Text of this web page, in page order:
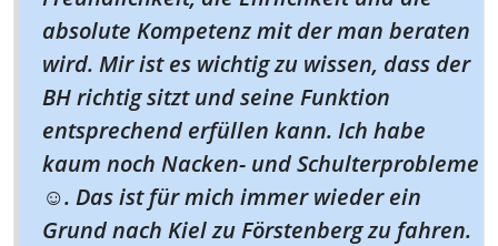
absolute Kompetenz mit der man beraten
wird. Mir ist es wichtig zu wissen, dass der
BH richtig sitzt und seine Funktion
entsprechend erfüllen kann. Ich habe
kaum noch Nacken- und Schulterprobleme
☺️. Das ist für mich immer wieder ein
Grund nach Kiel zu Förstenberg zu fahren.